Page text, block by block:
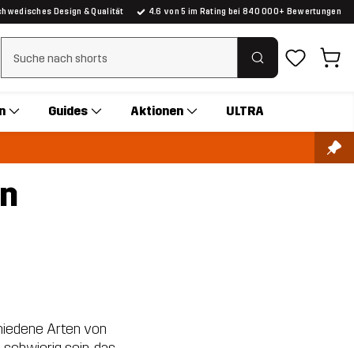
Design & Qualität 4.6 von 5 im Rating bei 840 000+ Bewertungen
Suchfilter löschen
Guides Aktionen ULTRA
Arten von